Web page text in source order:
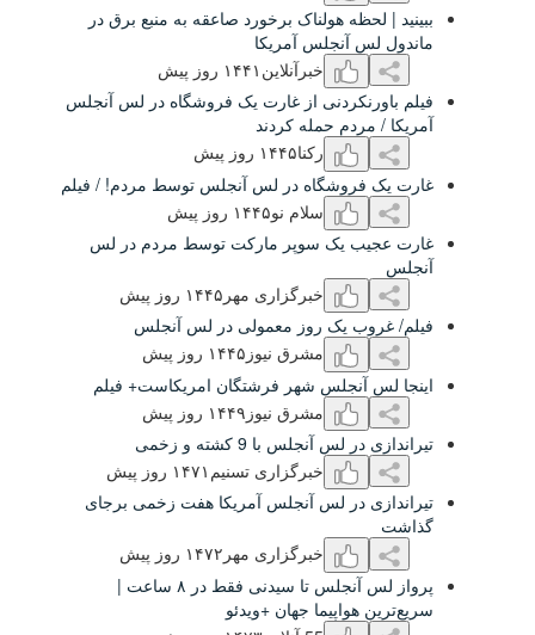
هولناک برخورد صاعقه به منبع برق در
آنجلس آمریکا
۱۴۴۱ روز پیش
از غارت یک فروشگاه در لس آنجلس
حمله کردند
فروشگاه در لس آنجلس توسط مردم! / فیلم
۱۴۴۵ روز پیش
یک سوپر مارکت توسط مردم در لس
خبرگزاری مهر۱۴۴۵ روز پیش
یک روز معمولی در لس آنجلس
۱۴۴۵ روز پیش
آنجلس شهر فرشتگان امریکاست+ فیلم
۱۴۴٩ روز پیش
آنجلس با 9 کشته و زخمی
خبرگزاری تسنیم
۱۴۷۱ روز پیش
در لس آنجلس آمریکا هفت زخمی برجای
خبرگزاری مهر۱۴۷۲ روز پیش
پرواز لس آنجلس تا سیدنی فقط در ۸ ساعت |
هواپیما جهان +ویدئو